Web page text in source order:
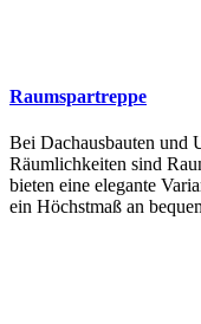
Raumspartreppe
Bei Dachausbauten und
Räumlichkeiten sind
bieten eine elegante
ein Höchstmaß an